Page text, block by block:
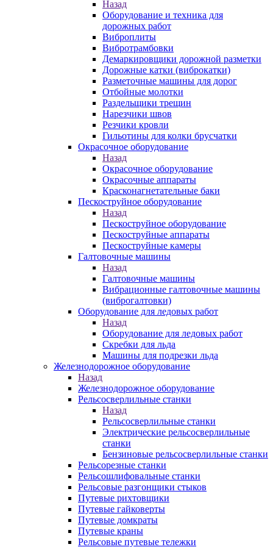
Назад
Оборудование и техника для
дорожных работ
Виброплиты
Вибротрамбовки
Демаркировщики дорожной разметки
Дорожные катки (виброкатки)
Разметочные машины для дорог
Отбойные молотки
Раздельщики трещин
Нарезчики швов
Резчики кровли
Гильотины для колки брусчатки
Окрасочное оборудование
Назад
Окрасочное оборудование
Окрасочные аппараты
Красконагнетательные баки
Пескоструйное оборудование
Назад
Пескоструйное оборудование
Пескоструйные аппараты
Пескоструйные камеры
Галтовочные машины
Назад
Галтовочные машины
Вибрационные галтовочные машины
(виброгалтовки)
Оборудование для ледовых работ
Назад
Оборудование для ледовых работ
Скребки для льда
Машины для подрезки льда
Железнодорожное оборудование
Назад
Железнодорожное оборудование
Рельсосверлильные станки
Назад
Рельсосверлильные станки
Электрические рельсосверлильные
станки
Бензиновые рельсосверлильные станки
Рельсорезные станки
Рельсошлифовальные станки
Рельсовые разгонщики стыков
Путевые рихтовщики
Путевые гайковерты
Путевые домкраты
Путевые краны
Рельсовые путевые тележки